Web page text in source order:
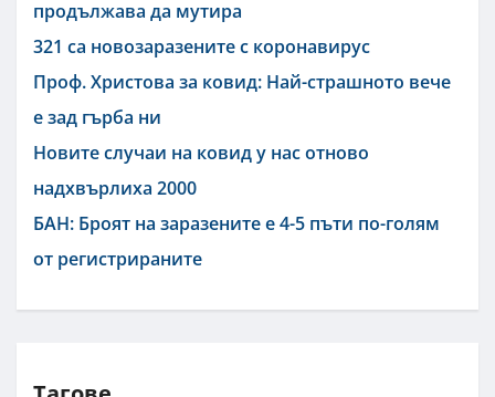
продължава да мутира
321 са новозаразените с коронавирус
Проф. Христова за ковид: Най-страшното вече
е зад гърба ни
Новите случаи на ковид у нас отново
надхвърлиха 2000
БАН: Броят на заразените е 4-5 пъти по-голям
от регистрираните